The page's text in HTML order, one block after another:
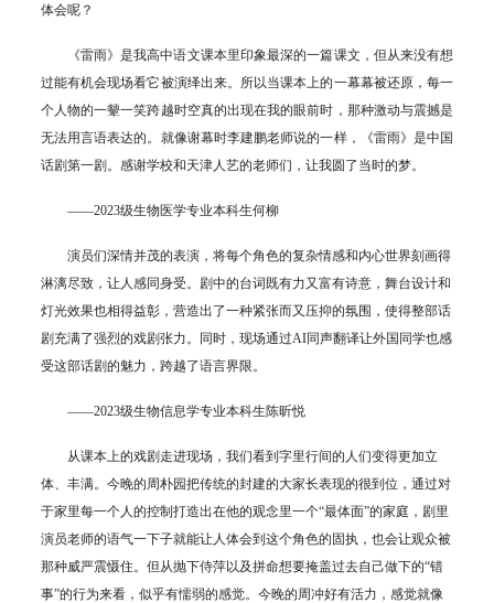
体会呢？
《雷雨》是我高中语文课本里印象最深的一篇课文，但从来没有想
过能有机会现场看它被演绎出来。所以当课本上的一幕幕被还原，每一
个人物的一颦一笑跨越时空真的出现在我的眼前时，那种激动与震撼是
无法用言语表达的。就像谢幕时李建鹏老师说的一样，《雷雨》是中国
话剧第一剧。感谢学校和天津人艺的老师们，让我圆了当时的梦。
——2023级生物医学专业本科生何柳
演员们深情并茂的表演，将每个角色的复杂情感和内心世界刻画得
淋漓尽致，让人感同身受。剧中的台词既有力又富有诗意，舞台设计和
灯光效果也相得益彰，营造出了一种紧张而又压抑的氛围，使得整部话
剧充满了强烈的戏剧张力。同时，现场通过AI同声翻译让外国同学也感
受这部话剧的魅力，跨越了语言界限。
——2023级生物信息学专业本科生陈昕悦
从课本上的戏剧走进现场，我们看到字里行间的人们变得更加立
体、丰满。今晚的周朴园把传统的封建的大家长表现的很到位，通过对
于家里每一个人的控制打造出在他的观念里一个“最体面”的家庭，剧里
演员老师的语气一下子就能让人体会到这个角色的固执，也会让观众被
那种威严震慑住。但从抛下侍萍以及拼命想要掩盖过去自己做下的“错
事”的行为来看，似乎有懦弱的感觉。今晚的周冲好有活力，感觉就像